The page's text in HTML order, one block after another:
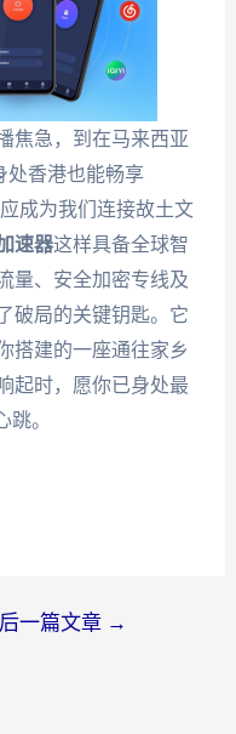
焦急，到在马来西亚
处香港也能畅享
成为我们连接故土文
速器这样具备全球智
量、安全加密专线及
破局的关键钥匙。它
搭建的一座通往家乡
起时，愿你已身处最
。
后一篇文章 →